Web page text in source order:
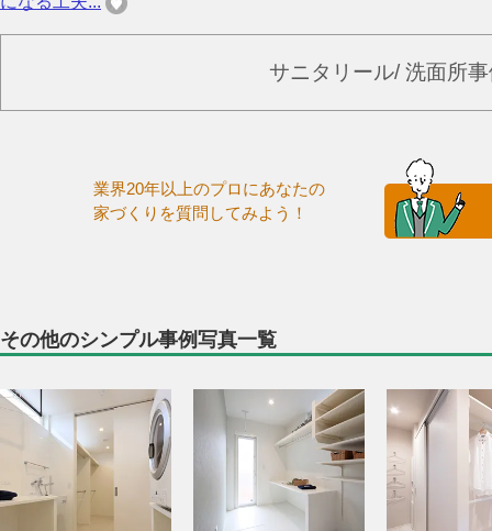
サニタリール/ 洗面所
業界20年以上のプロにあなたの
家づくりを質問してみよう！
その他のシンプル事例写真一覧